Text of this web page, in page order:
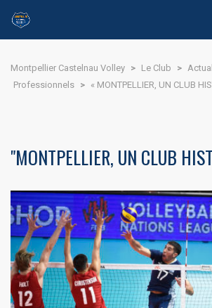
Montpellier Castelnau Volley > Le Club >
Professionnels > « MONTPELLIER, UN CLUB
"MONTPELLIER, UN CLUB